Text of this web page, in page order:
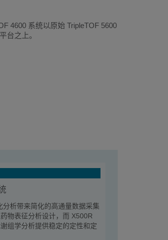
4600 系统以原始 TripleTOF 5600
台之上。
析带来简化的高通量数据采集
物表征分析设计，而 X500R
组学分析提供稳定的定性和定